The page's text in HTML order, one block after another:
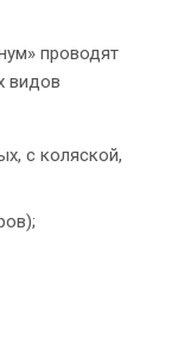
проводят
видов
с коляской,